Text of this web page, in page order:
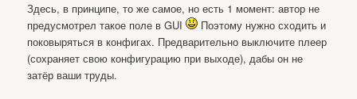
Здесь, в принципе, то же самое, но есть 1 момент: автор не
предусмотрел такое поле в GUI
Поэтому нужно сходить и
поковыряться в конфигах. Предварительно выключите плеер
(сохраняет свою конфигурацию при выходе), дабы он не
затёр ваши труды.